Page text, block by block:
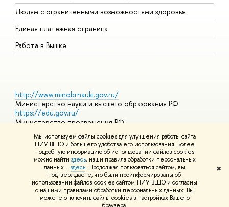
Мы используем файлы cookies для улучшения работы сайта
НИУ ВШЭ и большего удобства его использования. Более
подробную информацию об использовании файлов cookies
можно найти здесь, наши правила обработки персональных
данных –здесь. Продолжая пользоваться сайтом, вы
подтверждаете, что были проинформированы об
использовании файлов cookies сайтом НИУ ВШЭ и согласны
с нашими правилами обработки персональных данных. Вы
можете отключить файлы cookies в настройках Вашего
✖
Людям с ограниченными возможностями здоровья
Единая платежная страница
Работа в Вышке
http://www.minobrnauki.gov.ru/
Министерство науки и высшего образования РФ
https://edu.gov.ru/
Министерство просвещения РФ
Массовые открытые онлайн-курсы
© НИУ ВШЭ 1993–2026 Адреса и контактыУсловия
использования материалов Политика конфиденциальности
Шрифты HSE Sans и HSE Slab разработаны вШколе дизайна НИУ